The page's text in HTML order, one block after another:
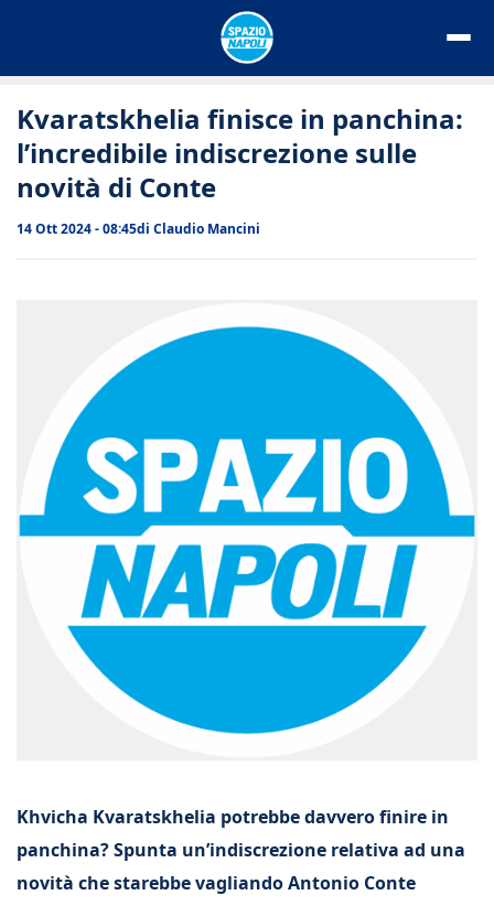
Kvaratskhelia finisce in panchina:
l’incredibile indiscrezione sulle
novità di Conte
14 Ott 2024 - 08:45di Claudio Mancini
Khvicha Kvaratskhelia potrebbe davvero finire in
panchina? Spunta un’indiscrezione relativa ad una
novità che starebbe vagliando Antonio Conte